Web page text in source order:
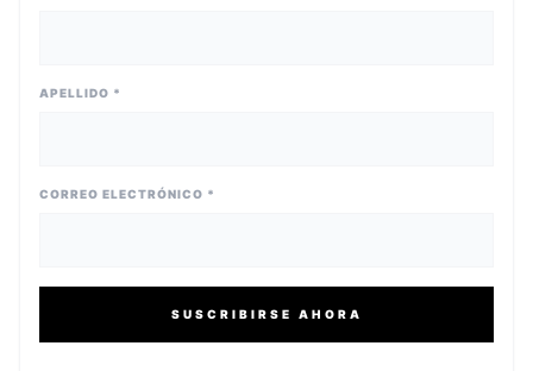
APELLIDO *
CORREO ELECTRÓNICO *
SUSCRIBIRSE AHORA